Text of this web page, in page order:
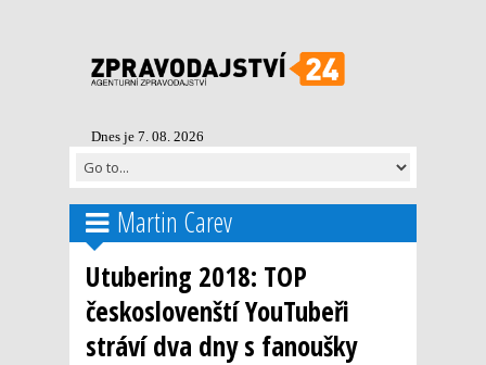
Dnes je 7. 08. 2026
Martin Carev
Utubering 2018: TOP
českoslovenští YouTubeři
stráví dva dny s fanoušky